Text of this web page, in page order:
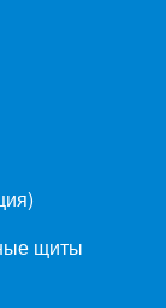
щиты